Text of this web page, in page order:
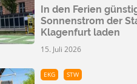
In den Ferien
Sonnenstrom der
Klagenfurt laden
15. Juli 2026
EKG STW